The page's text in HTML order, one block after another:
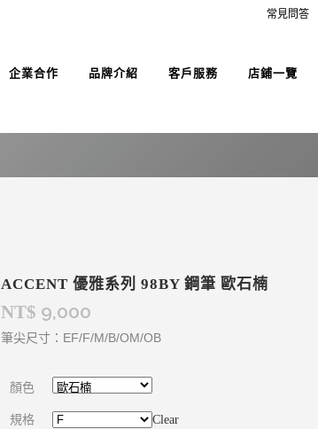
常見問答
企業合作 品牌介紹 客戶服務 店鋪一覽
ACCENT 優雅系列 98BY 鋼筆 歐石楠
NT$ 9,000
筆尖尺寸：EF/F/M/B/OM/OB
顏色
規格 Clear